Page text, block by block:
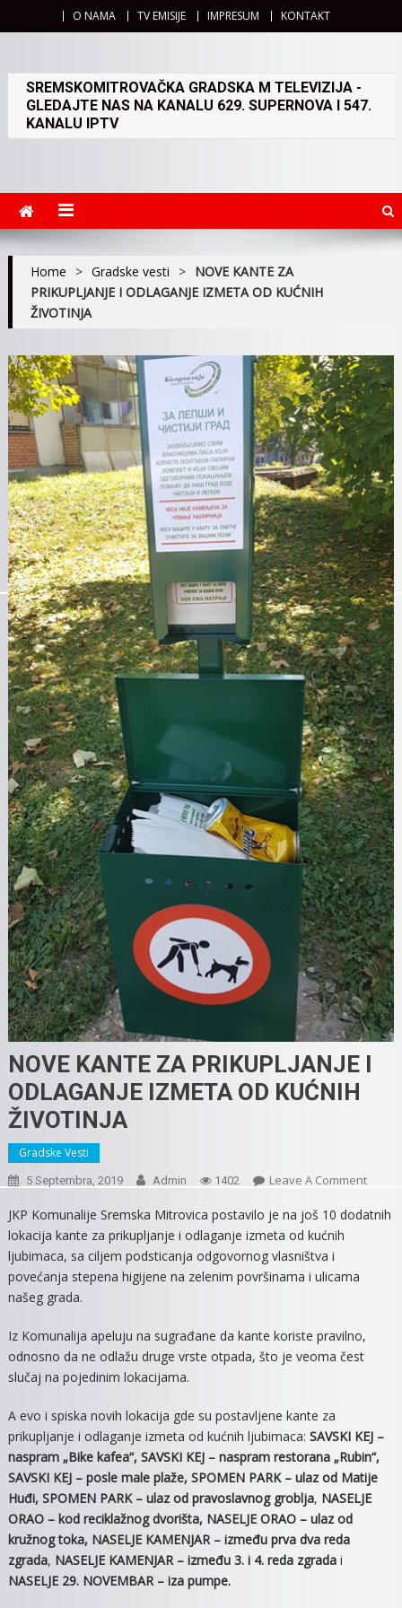
O NAMA TV EMISIJE IMPRESUM KONTAKT
SREMSKOMITROVAČKA GRADSKA M TELEVIZIJA -
GLEDAJTE NAS NA KANALU 629. SUPERNOVA I 547.
KANALU IPTV
Home > Gradske vesti > NOVE KANTE ZA
PRIKUPLJANJE I ODLAGANJE IZMETA OD KUĆNIH
ŽIVOTINJA
NOVE KANTE ZA PRIKUPLJANJE I
ODLAGANJE IZMETA OD KUĆNIH
ŽIVOTINJA
Gradske Vesti
5 Septembra, 2019 Admin 1402 Leave A CommentOn
KANTE
JKP Komunalije Sremska Mitrovica postavilo je na još 10 dodatnih
lokacija kante za prikupljanje i odlaganje izmeta od kućnih
ljubimaca, sa ciljem podsticanja odgovornog vlasništva i
povećanja stepena higijene na zelenim površinama i ulicama
našeg grada.
Iz Komunalija apeluju na sugrađane da kante koriste pravilno,
odnosno da ne odlažu druge vrste otpada, što je veoma čest
slučaj na pojedinim lokacijama.
A evo i spiska novih lokacija gde su postavljene kante za
prikupljanje i odlaganje izmeta od kućnih ljubimaca: SAVSKI KEJ –
naspram „Bike kafea“, SAVSKI KEJ – naspram restorana „Rubin“,
SAVSKI KEJ – posle male plaže, SPOMEN PARK – ulaz od Matije
Huđi, SPOMEN PARK – ulaz od pravoslavnog groblja, NASELJE
ORAO – kod reciklažnog dvorišta, NASELJE ORAO – ulaz od
kružnog toka, NASELJE KAMENJAR – između prva dva reda
zgrada, NASELJE KAMENJAR – između 3. i 4. reda zgradai
NASELJE 29. NOVEMBAR – iza pumpe.